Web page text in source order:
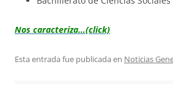
Nos caracteriza…(click)
Esta entrada fue publicada en Noticias